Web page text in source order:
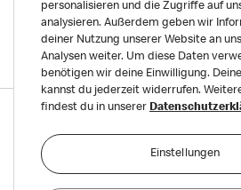
Datenschutz
personalisieren und die Zugriffe auf
analysieren. Außerdem geben wir
deiner Nutzung unserer Website an
Analysen weiter. Um diese Daten
benötigen wir deine Einwilligung.
kannst du jederzeit widerrufen.
findest du in unserer
Einstellungen